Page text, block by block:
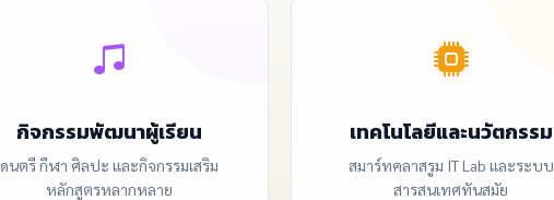
กิจกรรมพัฒนาผู้เรียน
ดนตรี กีฬา ศิลปะ และกิจกรรมเสริม
หลักสูตรหลากหลาย
เทคโนโลยีและนวัตกรรม
สมาร์ทคลาสรูม IT Lab และระบบ
สารสนเทศทันสมัย